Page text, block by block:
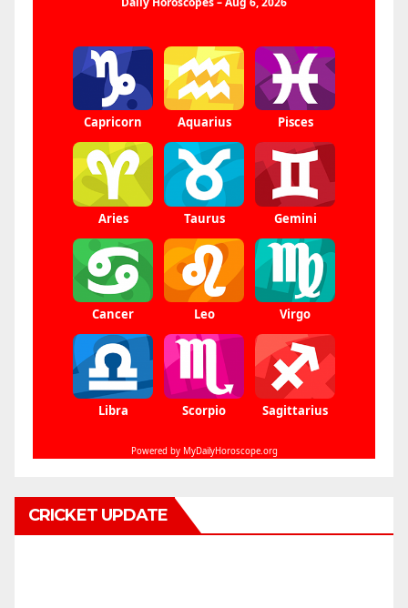
CRICKET UPDATE